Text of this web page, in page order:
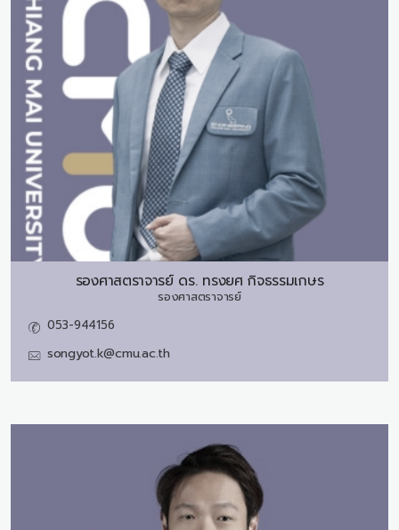
รองศาสตราจารย์ ดร. ทรงยศ กิจธรรมเกษร
รองศาสตราจารย์
053-944156
songyot.k@cmu.ac.th